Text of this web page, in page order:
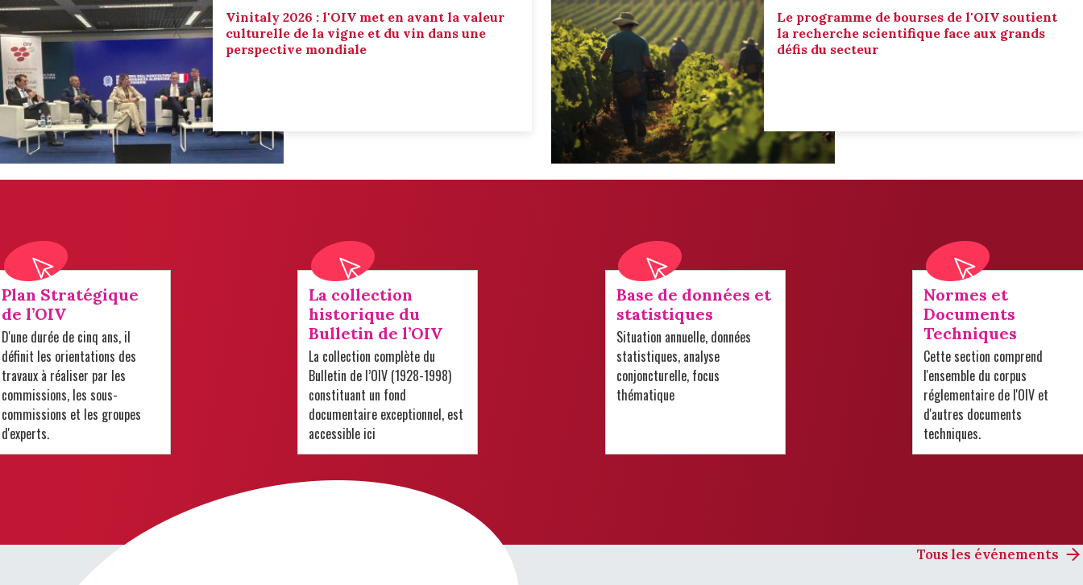
Vinitaly 2026 : l'OIV met en avant la valeur
culturelle de la vigne et du vin dans une
perspective mondiale
Le programme de bourses de l'OIV soutient
la recherche scientifique face aux grands
défis du secteur
Plan Stratégique
de l’OIV
D'une durée de cinq ans, il
définit les orientations des
travaux à réaliser par les
commissions, les sous-
commissions et les groupes
d'experts.
La collection
historique du
Bulletin de l’OIV
La collection complète du
Bulletin de l’OIV (1928-1998)
constituant un fond
documentaire exceptionnel, est
accessible ici
Base de données et
statistiques
Situation annuelle, données
statistiques, analyse
conjoncturelle, focus
thématique
Normes et
Documents
Techniques
Cette section comprend
l'ensemble du corpus
réglementaire de l'OIV et
d'autres documents
techniques.
Tous les événements